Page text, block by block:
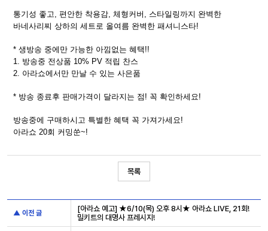
통기성 좋고, 편안한 착용감, 체형커버, 스타일링까지 완벽한
바네사리찌 상하의 세트로 올여름 완벽한 패셔니스타!
* 생방송 중에만 가능한 아낌없는 혜택!!
1. 방송중 전상품 10% PV 적립 찬스
2. 아라쇼에서만 만날 수 있는 사은품​​
* 방송 종료후 판매가격이 달라지는 점! 꼭 확인하세요!
방송중에 구매하시고 특별한 혜택 꼭 가져가세요!
아라쇼 20회 커밍쑨~!​​​ ​ ​
목록
▲ 이전 글
[아라쇼 예고] ★6/10(목) 오후 8시​★ 아라쇼 LIVE, 21회!
밀키트의 대명사 프레시지!